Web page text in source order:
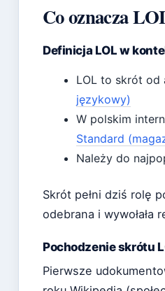
Co oznacza
Definicja LOL w
LOL to skrót od
językowy)
W polskim
Standard
Należy do
Skrót pełni dziś rolę
odebrana i wywołała
Pochodzenie skrótu
Pierwsze